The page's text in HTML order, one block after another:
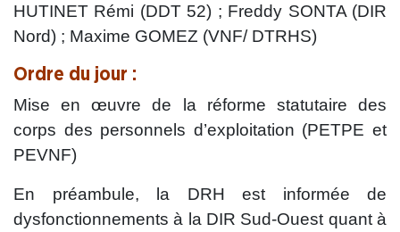
HUTINET Rémi (DDT 52) ; Freddy SONTA (DIR
Nord) ; Maxime GOMEZ (VNF/ DTRHS)
Ordre du jour :
Mise en œuvre de la réforme statutaire des
corps des personnels d’exploitation (PETPE et
PEVNF)
En préambule, la DRH est informée de
dysfonctionnements à la DIR Sud-Ouest quant à